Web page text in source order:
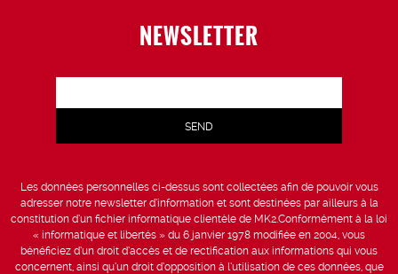
NEWSLETTER
Les données personnelles ci-dessus sont collectées afin de pouvoir vous
adresser notre newsletter d’information et sont destinées par ailleurs à la
constitution d’un fichier informatique clientèle de MK2.Conformément à la loi
« informatique et libertés » du 6 janvier 1978 modifiée en 2004, vous
bénéficiez d’un droit d’accès et de rectification aux informations qui vous
concernent, ainsi qu’un droit d’opposition à l’utilisation de ces données, que